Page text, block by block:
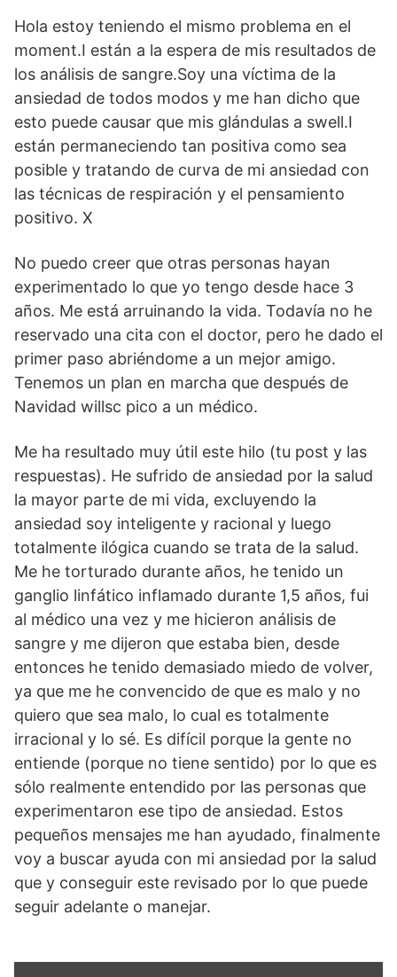
Hola estoy teniendo el mismo problema en el
moment.I están a la espera de mis resultados de
los análisis de sangre.Soy una víctima de la
ansiedad de todos modos y me han dicho que
esto puede causar que mis glándulas a swell.I
están permaneciendo tan positiva como sea
posible y tratando de curva de mi ansiedad con
las técnicas de respiración y el pensamiento
positivo. X
No puedo creer que otras personas hayan
experimentado lo que yo tengo desde hace 3
años. Me está arruinando la vida. Todavía no he
reservado una cita con el doctor, pero he dado el
primer paso abriéndome a un mejor amigo.
Tenemos un plan en marcha que después de
Navidad willsc pico a un médico.
Me ha resultado muy útil este hilo (tu post y las
respuestas). He sufrido de ansiedad por la salud
la mayor parte de mi vida, excluyendo la
ansiedad soy inteligente y racional y luego
totalmente ilógica cuando se trata de la salud.
Me he torturado durante años, he tenido un
ganglio linfático inflamado durante 1,5 años, fui
al médico una vez y me hicieron análisis de
sangre y me dijeron que estaba bien, desde
entonces he tenido demasiado miedo de volver,
ya que me he convencido de que es malo y no
quiero que sea malo, lo cual es totalmente
irracional y lo sé. Es difícil porque la gente no
entiende (porque no tiene sentido) por lo que es
sólo realmente entendido por las personas que
experimentaron ese tipo de ansiedad. Estos
pequeños mensajes me han ayudado, finalmente
voy a buscar ayuda con mi ansiedad por la salud
que y conseguir este revisado por lo que puede
seguir adelante o manejar.